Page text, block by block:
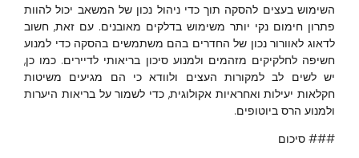
השימוש בעצים להסקה תוך כדי ניהול נכון של המשאב יכול להוות
פתרון חימום נקי יותר משימוש בדלקים מאובנים. עם זאת, חשוב
לדאוג לאוורור נכון של החדרים בהם משתמשים בהסקה כדי למנוע
חשיפה לחלקיקים מזהמים ולמנוע סיכון בריאותי לדיירים. כמו כן,
יש לשים לב למקורות העצים ולוודא כי הם מגיעים משיטות
חקלאות יעילות ואחראיות אקולוגית, כדי לשמור על בריאות היערות
ולמנוע הרס ביוטופים.
### סיכום